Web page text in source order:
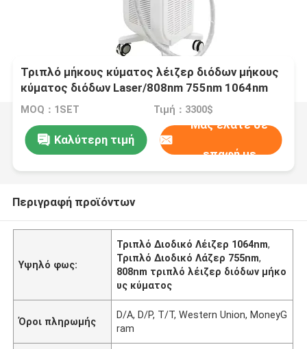
Τριπλό μήκους κύματος λέιζερ διόδων μήκους
κύματος διόδων Laser/808nm 755nm 1064nm
τριπλό
MOQ：1SET Τιμή：3300$
Καλύτερη τιμή
Μας ελάτε σε
επαφή με
Περιγραφή προϊόντων
Υψηλό φως:
Τριπλό Διοδικό Λέιζερ 1064nm,
Τριπλό Διοδικό Λάζερ 755nm,
808nm τριπλό λέιζερ διόδων μήκο
υς κύματος
Όροι πληρωμής
D/A, D/P, T/T, Western Union, MoneyG
ram